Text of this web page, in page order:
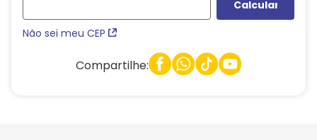
Não sei meu CEP
Compartilhe: